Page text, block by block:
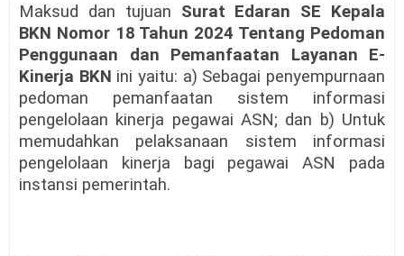
Maksud dan tujuan Surat Edaran SE Kepala
BKN Nomor 18 Tahun 2024 Tentang Pedoman
Penggunaan dan Pemanfaatan Layanan E-
Kinerja BKN ini yaitu: a) Sebagai penyempurnaan
pedoman pemanfaatan sistem informasi
pengelolaan kinerja pegawai ASN; dan b) Untuk
memudahkan pelaksanaan sistem informasi
pengelolaan kinerja bagi pegawai ASN pada
instansi pemerintah.